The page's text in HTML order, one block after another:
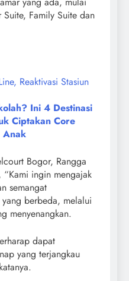
Family Suite dan
Reaktivasi Stasiun
Ini 4 Destinasi
Ciptakan Core
Anak
Bogor, Rangga
ingin mengajak
semangat
berbeda, melalui
menyenangkan.
dapat
yang terjangkau